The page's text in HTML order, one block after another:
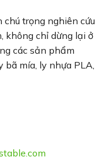
chú trọng nghiên cứu
không chỉ dừng lại ở
các sản phẩm
bã mía, ly nhựa PLA,